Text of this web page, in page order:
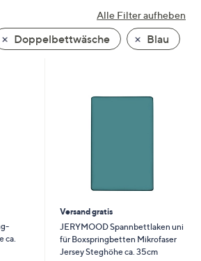
Alle Filter aufheben
Doppelbettwäsche Blau
ca.
Versand gratis
JERYMOOD Spannbettlaken uni
für Boxspringbetten Mikrofaser
Jersey Steghöhe ca. 35cm